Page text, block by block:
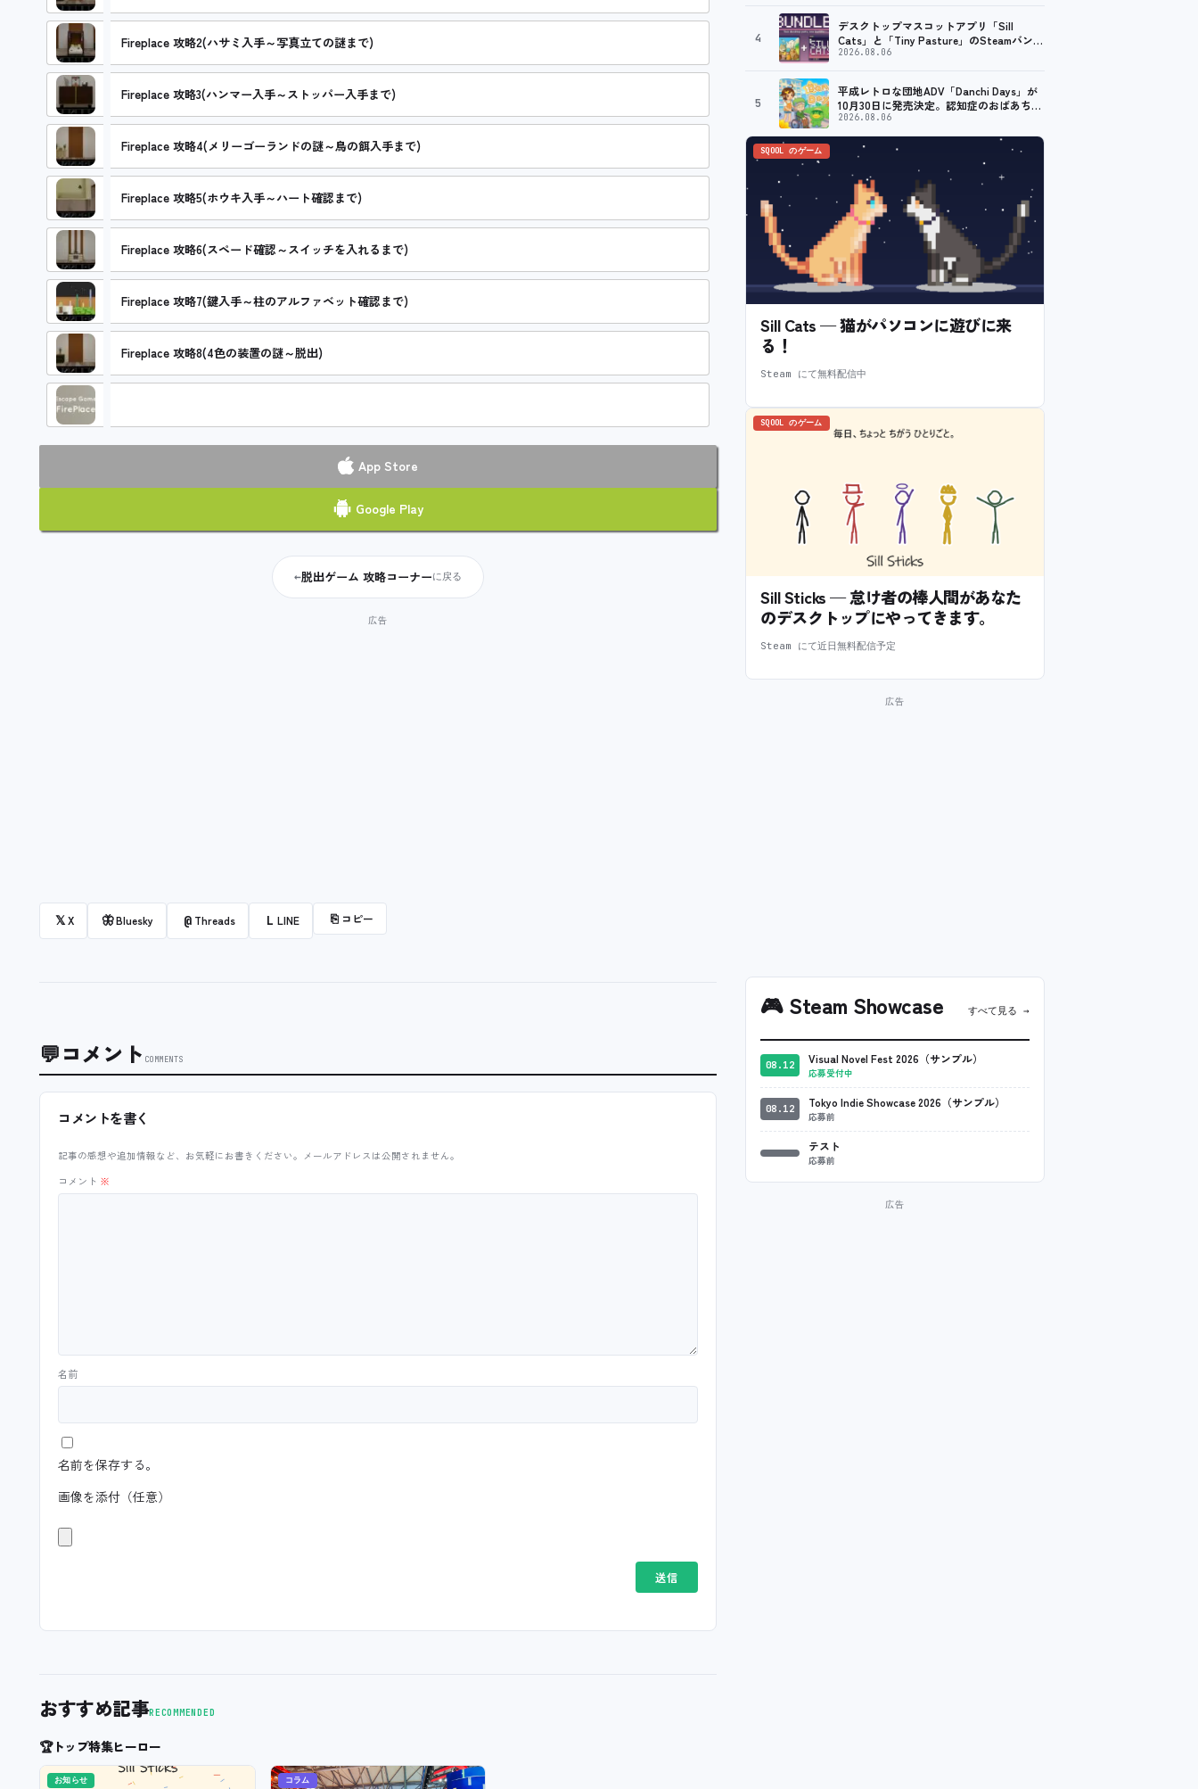
Fireplace 攻略2(ハサミ入手～写真立ての謎まで)
Fireplace 攻略3(ハンマー入手～ストッパー入手まで)
Fireplace 攻略4(メリーゴーランドの謎～鳥の餌入手まで)
Fireplace 攻略5(ホウキ入手～ハート確認まで)
Fireplace 攻略6(スペード確認～スイッチを入れるまで)
Fireplace 攻略7(鍵入手～柱のアルファベット確認まで)
Fireplace 攻略8(4色の装置の謎～脱出)
App Store
Google Play
←脱出ゲーム 攻略コーナーに戻る
𝕏X 🦋Bluesky @ Threads L LINE ⎘ コピー
💬コメント COMMENTS
コメントを書く
記事の感想や追加情報など、お気軽にお書きください。メールアドレスは公開されません。
コメント ※
名前
名前を保存する。
画像を添付（任意）
おすすめ記事RECOMMENDED
🏆トップ特集ヒーロー
お知らせ コラム
4
デスクトップマスコットアプリ「Sill
Cats」と「Tiny Pasture」のSteamバンド
ルセットが販売開始。通常価格より10%割
2026.08.06
5
平成レトロな団地ADV「Danchi Days」が
10月30日に発売決定。認知症のおばあちゃ
んのために夏祭り復活を目指す
2026.08.06
SQOOL のゲーム
Sill Cats — 猫がパソコンに遊びに来
る！
Steam にて無料配信中
SQOOL のゲーム
Sill Sticks — 怠け者の棒人間があなた
のデスクトップにやってきます。
Steam にて近日無料配信予定
🎮Steam Showcase すべて見る →
08.12 Visual Novel Fest 2026（サンプル）
応募受付中
08.12 Tokyo Indie Showcase 2026（サンプル）
応募前
テスト
応募前